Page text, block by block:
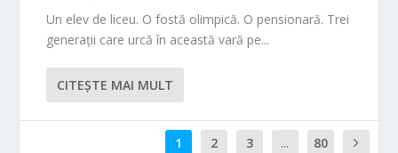
Un elev de liceu. O fostă olimpică. O pensionară. Trei
generații care urcă în această vară pe...
CITEŞTE MAI MULT
1 2 3 ... 80